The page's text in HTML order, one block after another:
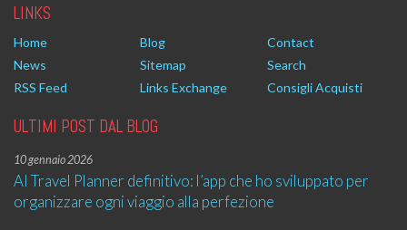
LINKS
Home Blog
Contact
News
Sitemap
Search
RSS Feed
Links Exchange Consigli Acquisti
ULTIMI POST DAL BLOG
10 gennaio 2026
AI Travel Planner definitivo: l’app che ho sviluppato per
organizzare ogni viaggio alla perfezione